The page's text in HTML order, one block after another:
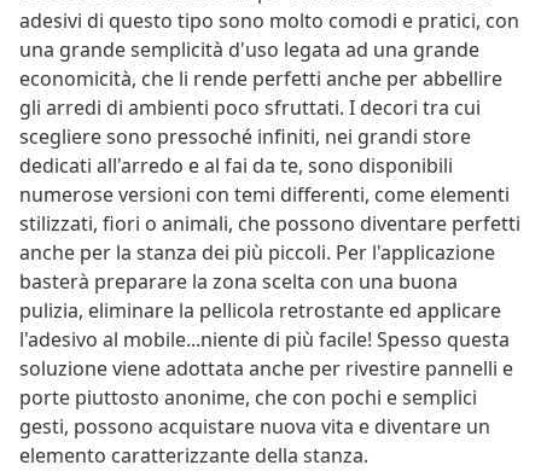
adesivi di questo tipo sono molto comodi e pratici, con
una grande semplicità d'uso legata ad una grande
economicità, che li rende perfetti anche per abbellire
gli arredi di ambienti poco sfruttati. I decori tra cui
scegliere sono pressoché infiniti, nei grandi store
dedicati all'arredo e al fai da te, sono disponibili
numerose versioni con temi differenti, come elementi
stilizzati, fiori o animali, che possono diventare perfetti
anche per la stanza dei più piccoli. Per l'applicazione
basterà preparare la zona scelta con una buona
pulizia, eliminare la pellicola retrostante ed applicare
l'adesivo al mobile...niente di più facile! Spesso questa
soluzione viene adottata anche per rivestire pannelli e
porte piuttosto anonime, che con pochi e semplici
gesti, possono acquistare nuova vita e diventare un
elemento caratterizzante della stanza.